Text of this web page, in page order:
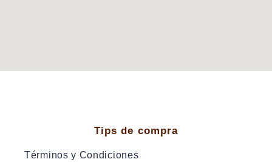
Tips de compra
Términos y Condiciones